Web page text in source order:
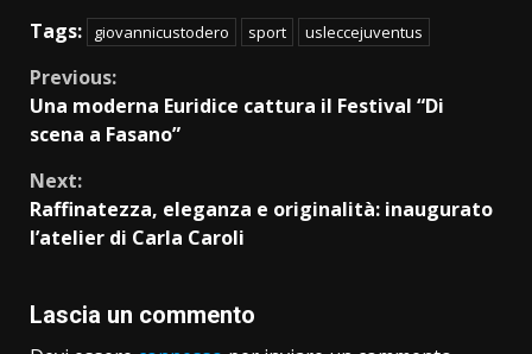
Tags:
giovannicustodero sport usleccejuventus
Continue
Reading
Previous:
Una moderna Euridice cattura il Festival “Di
scena a Fasano”
Next:
Raffinatezza, eleganza e originalità: inaugurato
l’atelier di Carla Caroli
Lascia un commento